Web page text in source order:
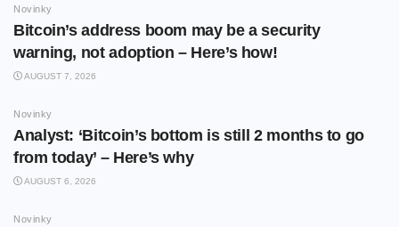
Novinky
Bitcoin’s address boom may be a security
warning, not adoption – Here’s how!
AUGUST 7, 2026
Novinky
Analyst: ‘Bitcoin’s bottom is still 2 months to go
from today’ – Here’s why
AUGUST 6, 2026
Novinky